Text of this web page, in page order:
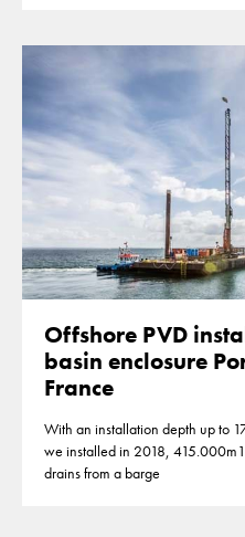
Offshore PVD
basin enclosure
France
With an installation depth up to
we installed in 2018,
drains from a barge